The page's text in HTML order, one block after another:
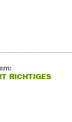
RICHTIGES